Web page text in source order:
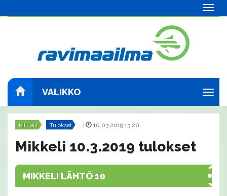
VALIKKO
Mikkeli Tulokset 10.03.2019 13:20
Mikkeli 10.3.2019 tulokset
MIKKELI LÄHTÖ 10